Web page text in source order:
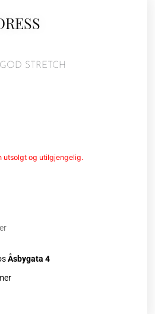
STRETCH
utsolgt og utilgjengelig.
Åsbygata 4